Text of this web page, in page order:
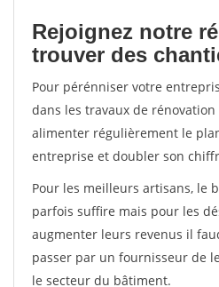
Rejoignez notre
trouver des
Pour pérénniser votre
dans les travaux de
alimenter régulièrement le
entreprise et doubler son
Pour les meilleurs artisans, le
parfois suffire mais pour les
augmenter leurs revenus il
passer par un fournisseur de
le secteur du bâtiment.